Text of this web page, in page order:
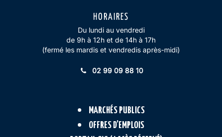
HORAIRES
Du lundi au vendredi
de 9h à 12h et de 14h à 17h
(fermé les mardis et vendredis après-midi)
02 99 09 88 10
MARCHÉS PUBLICS
OFFRES D’EMPLOIS